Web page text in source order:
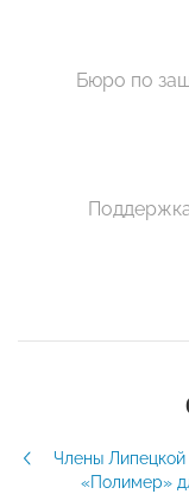
Бюро по
Члены
«Полимер»